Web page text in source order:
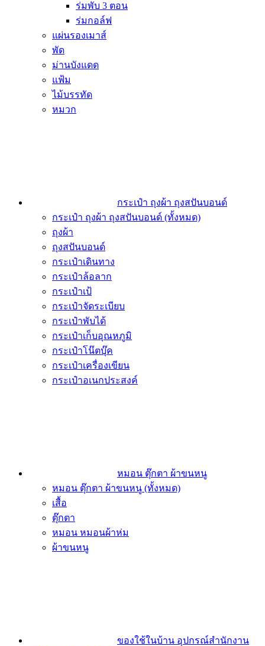
ร่มพับ 3 ตอน
ร่มกอล์ฟ
แผ่นรองเมาส์
พัด
ม่านบังแดด
แฟ้ม
ไม้บรรทัด
หมวก
กระเป๋า ถุงผ้า ถุงสปันบอนด์
กระเป๋า ถุงผ้า ถุงสปันบอนด์ (ทั้งหมด)
ถุงผ้า
ถุงสปันบอนด์
กระเป๋าเดินทาง
กระเป๋าล้อลาก
กระเป๋าเป้
กระเป๋าจัดระเบียบ
กระเป๋าพับได้
กระเป๋าเก็บอุณหภูมิ
กระเป๋าโน๊ตบุ๊ค
กระเป๋าเครื่องเขียน
กระเป๋าอเนกประสงค์
หมอน ตุ๊กตา ผ้าขนหนู
หมอน ตุ๊กตา ผ้าขนหนู (ทั้งหมด)
เสื้อ
ตุ๊กตา
หมอน หมอนผ้าห่ม
ผ้าขนหนู
ของใช้ในบ้าน อุปกรณ์สำนักงาน